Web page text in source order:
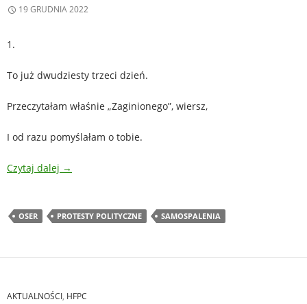
19 GRUDNIA 2022
1.
To już dwudziesty trzeci dzień.
Przeczytałam właśnie „Zaginionego”, wiersz,
I od razu pomyślałam o tobie.
Czytaj dalej →
OSER PROTESTY POLITYCZNE SAMOSPALENIA
AKTUALNOŚCI, HFPC